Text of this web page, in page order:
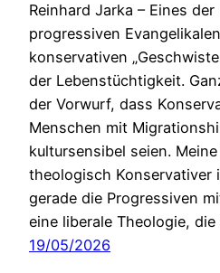
Reinhard Jarka – Eines
progressiven
konservativen
der Lebenstüchtigkeit.
der Vorwurf, dass
Menschen mit
kultursensibel seien.
theologisch Konservativer
gerade die Progressiven
eine liberale Theologie,
19/05/2026